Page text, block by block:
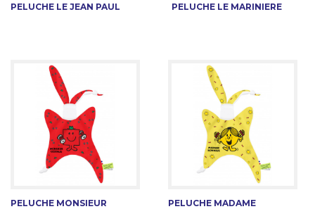
PELUCHE LE JEAN PAUL PELUCHE LE MARINIERE
PELUCHE MONSIEUR
PELUCHE MADAME